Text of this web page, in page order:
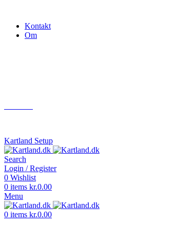
Kontakt
Om
Kartland Setup
Search
Login / Register
0 Wishlist
0 items kr.0.00
Menu
0 items kr.0.00